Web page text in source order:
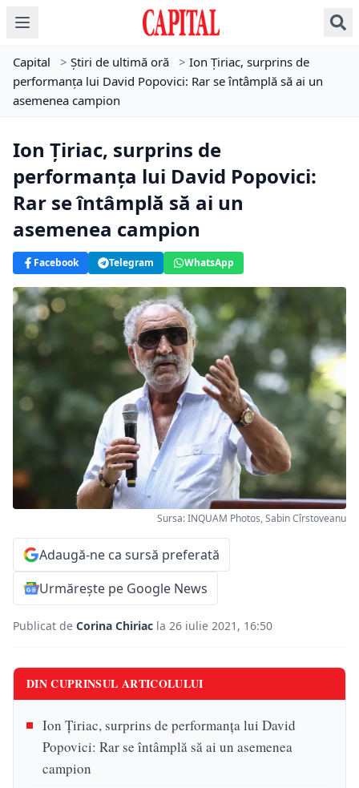
Capital > Știri de ultimă oră > Ion Țiriac, surprins de
performanţa lui David Popovici: Rar se întâmplă să ai un
asemenea campion
Ion Țiriac, surprins de
performanţa lui David Popovici:
Rar se întâmplă să ai un
asemenea campion
Facebook Telegram WhatsApp
Sursa: INQUAM Photos, Sabin Cîrstoveanu
Adaugă-ne ca sursă preferată
Urmărește pe Google News
Publicat de Corina Chiriac la 26 iulie 2021, 16:50
DIN CUPRINSUL ARTICOLULUI
Ion Țiriac, surprins de performanţa lui David
Popovici: Rar se întâmplă să ai un asemenea
campion